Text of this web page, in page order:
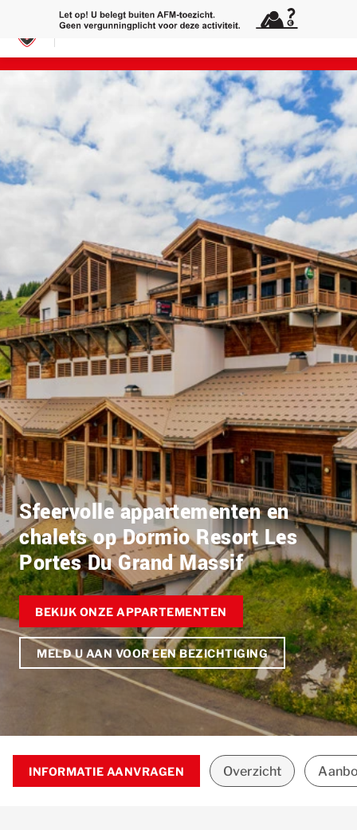
Sfeervolle appartementen en
chalets op Dormio Resort Les
Portes Du Grand Massif
BEKIJK ONZE APPARTEMENTEN
MELD U AAN VOOR EEN BEZICHTIGING
Overzicht
INFORMATIE AANVRAGEN